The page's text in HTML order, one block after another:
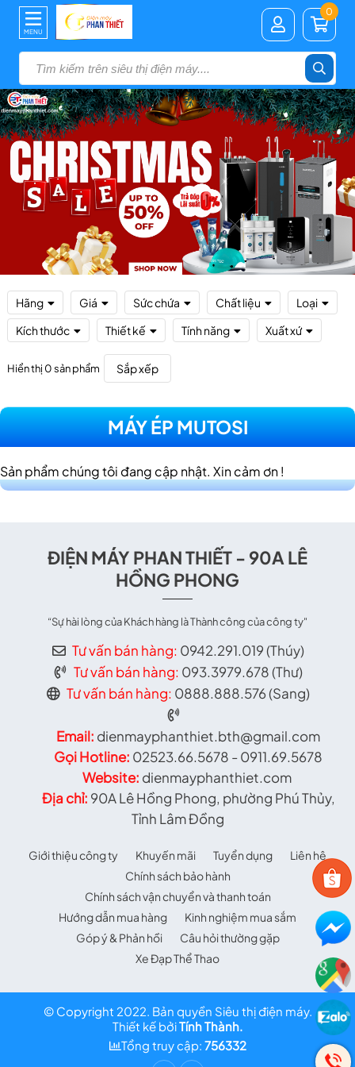
MENU
0
Hãng Giá Sức chứa Chất liệu
Loại
Kích thước
Thiết kế Tính năng Xuất xứ
Hiển thị 0 sản phẩm Sắp xếp
MÁY ÉP MUTOSI
Sản phẩm chúng tôi đang cập nhật. Xin cảm ơn !
ĐIỆN MÁY PHAN THIẾT - 90A LÊ
HỒNG PHONG
“Sự hài lòng của Khách hàng là Thành công của công ty"
Tư vấn bán hàng: 0942.291.019 (Thúy)
Tư vấn bán hàng: 093.3979.678 (Thư)
Tư vấn bán hàng: 0888.888.576 (Sang)
Email: dienmayphanthiet.bth@gmail.com
Gọi Hotline: 02523.66.5678 - 0911.69.5678
Website: dienmayphanthiet.com
Địa chỉ: 90A Lê Hồng Phong, phường Phú Thủy,
Tỉnh Lâm Đồng
Giới thiệu công ty Khuyến mãi Tuyển dụng
Liên hệ
Chính sách bảo hành
Chính sách vận chuyển và thanh toán
Hướng dẫn mua hàng
Kinh nghiệm mua sắm
Góp ý & Phản hồi
Câu hỏi thường gặp
Xe Đạp Thể Thao
© Copyright 2022. Bản quyền Siêu thị điện máy.
Thiết kế bởiTính Thành.
Tổng truy cập: 756332